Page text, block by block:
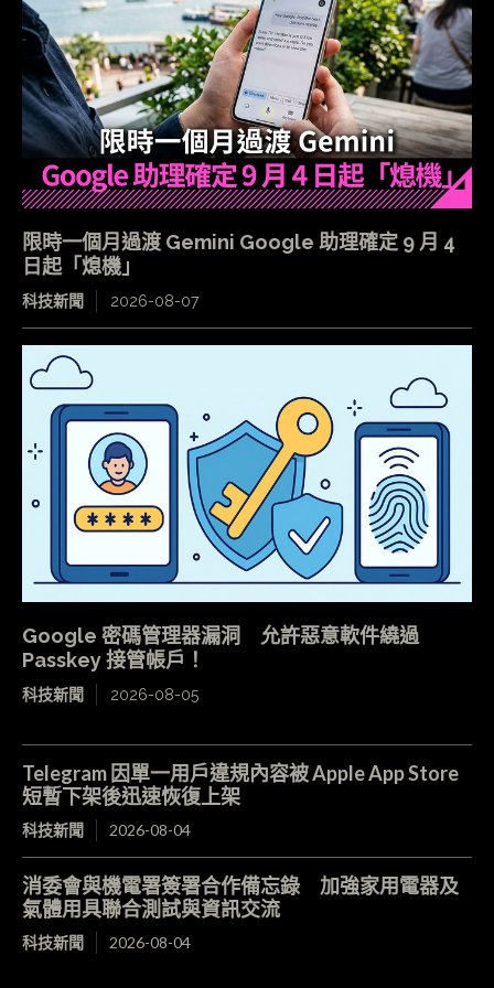
限時一個月過渡 Gemini Google 助理確定 9 月 4
日起「熄機」
科技新聞 2026-08-07
Google 密碼管理器漏洞 允許惡意軟件繞過
Passkey 接管帳戶！
科技新聞 2026-08-05
Telegram 因單一用戶違規內容被 Apple App Store
短暫下架後迅速恢復上架
科技新聞 2026-08-04
消委會與機電署簽署合作備忘錄 加強家用電器及
氣體用具聯合測試與資訊交流
科技新聞 2026-08-04